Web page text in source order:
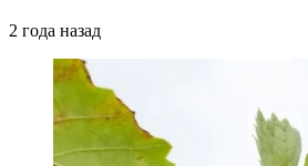
2 года назад